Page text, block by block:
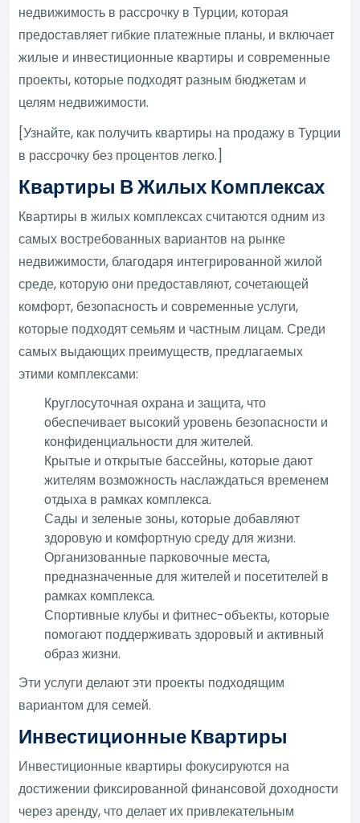
недвижимость в рассрочку в Турции, которая
предоставляет гибкие платежные планы, и включает
жилые и инвестиционные квартиры и современные
проекты, которые подходят разным бюджетам и
целям недвижимости.
[Узнайте, как получить квартиры на продажу в Турции
в рассрочку без процентов легко.]
Квартиры В Жилых Комплексах
Квартиры в жилых комплексах считаются одним из
самых востребованных вариантов на рынке
недвижимости, благодаря интегрированной жилой
среде, которую они предоставляют, сочетающей
комфорт, безопасность и современные услуги,
которые подходят семьям и частным лицам. Среди
самых выдающих преимуществ, предлагаемых
этими комплексами:
Круглосуточная охрана и защита, что
обеспечивает высокий уровень безопасности и
конфиденциальности для жителей.
Крытые и открытые бассейны, которые дают
жителям возможность наслаждаться временем
отдыха в рамках комплекса.
Сады и зеленые зоны, которые добавляют
здоровую и комфортную среду для жизни.
Организованные парковочные места,
предназначенные для жителей и посетителей в
рамках комплекса.
Спортивные клубы и фитнес-объекты, которые
помогают поддерживать здоровый и активный
образ жизни.
Эти услуги делают эти проекты подходящим
вариантом для семей.
Инвестиционные Квартиры
Инвестиционные квартиры фокусируются на
достижении фиксированной финансовой доходности
через аренду, что делает их привлекательным